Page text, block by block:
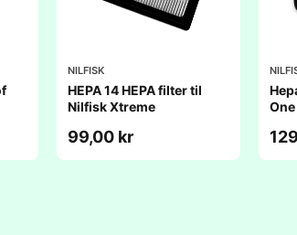
NILFISK
HEPA 14 HEPA filter til
Nilfisk Xtreme
99,00 kr